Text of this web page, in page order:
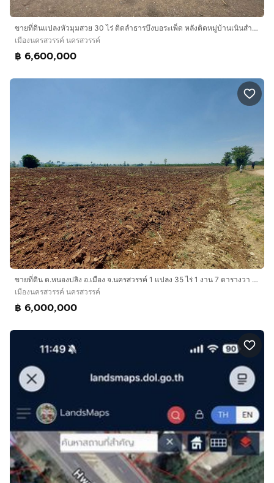
ขายที่ดินแปลงหัวมุมสวย 30 ไร่ ติดลำธารบึงบอระเพ็ด หลังติดหมู่บ้านเนินสำราญ อ.เมืองนครสวรรค์ ราคาถูกยกแปลง
เมืองนครสวรรค์ นครสวรรค์
฿ 6,600,000
ขายที่ดิน ต.หนองปลิง อ.เมือง จ.นครสวรรค์ 1 แปลง 35 ไร่ 1 งาน 7 ตารางวา เจ้าของขายเอง (ขายยกแปลง ไม่แบ่งขาย)
เมืองนครสวรรค์ นครสวรรค์
฿ 6,000,000